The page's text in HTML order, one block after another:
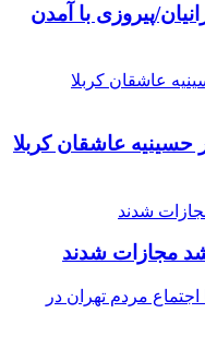
پیروزی با آمدن
حسینیه عاشقان کربلا
مجازات شدند